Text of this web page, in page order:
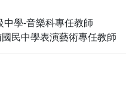
學-音樂科專任教師
民中學表演藝術專任教師